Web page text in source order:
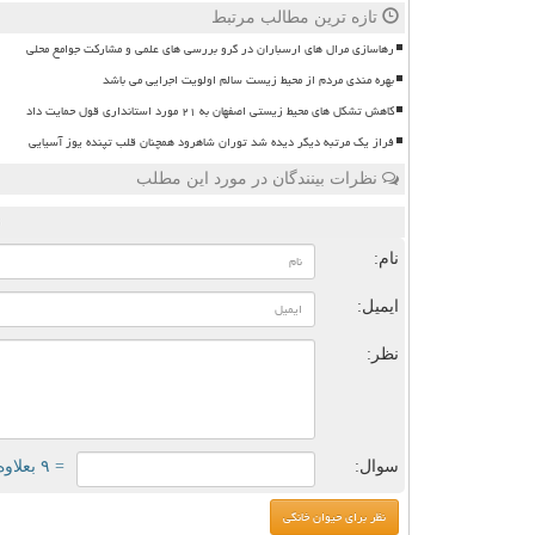
تازه ترین مطالب مرتبط
رهاسازی مرال های ارسباران در گرو بررسی های علمی و مشارکت جوامع محلی
بهره مندی مردم از محیط زیست سالم اولویت اجرایی می باشد
کاهش تشکل های محیط زیستی اصفهان به ۲۱ مورد استانداری قول حمایت داد
فراز یک مرتبه دیگر دیده شد توران شاهرود همچنان قلب تپنده یوز آسیایی
نظرات بینندگان در مورد این مطلب
نام:
ایمیل:
نظر:
سوال: = ۹ بعلاوه ۲